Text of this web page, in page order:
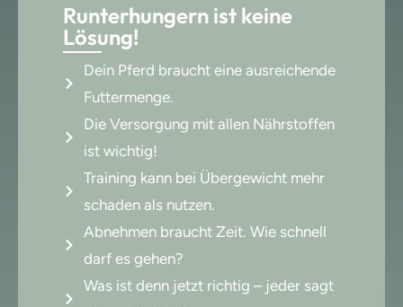
Runterhungern ist keine
Lösung!
Dein Pferd braucht eine ausreichende
Futtermenge.
Die Versorgung mit allen Nährstoffen
ist wichtig!
Training kann bei Übergewicht mehr
schaden als nutzen.
Abnehmen braucht Zeit. Wie schnell
darf es gehen?
Was ist denn jetzt richtig – jeder sagt